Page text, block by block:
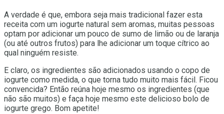
A verdade é que, embora seja mais tradicional fazer esta
receita com um iogurte natural sem aromas, muitas pessoas
optam por adicionar um pouco de sumo de limão ou de laranja
(ou até outros frutos) para lhe adicionar um toque cítrico ao
qual ninguém resiste.
E claro, os ingredientes são adicionados usando o copo de
iogurte como medida, o que torna tudo muito mais fácil. Ficou
convencida? Então reúna hoje mesmo os ingredientes (que
não são muitos) e faça hoje mesmo este delicioso bolo de
iogurte grego. Bom apetite!